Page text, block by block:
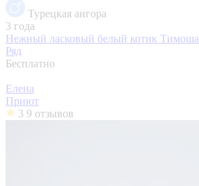
Турецкая ангора
3 года
Нежный ласковый белый котик Тимоша
Ряд
Бесплатно
Елена
Приют
3 9 отзывов